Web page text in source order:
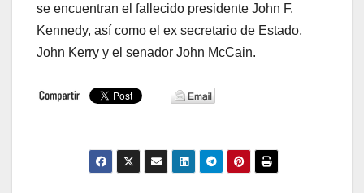
se encuentran el fallecido presidente John F.
Kennedy, así como el ex secretario de Estado,
John Kerry y el senador John McCain.